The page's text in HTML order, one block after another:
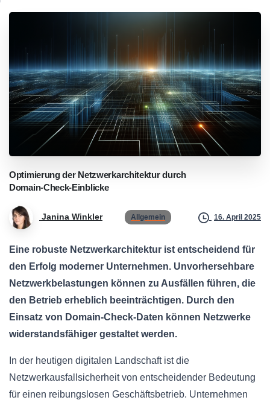
Optimierung der Netzwerkarchitektur durch
Domain-Check-Einblicke
Janina Winkler Allgemein 16. April 2025
Eine robuste Netzwerkarchitektur ist entscheidend für
den Erfolg moderner Unternehmen. Unvorhersehbare
Netzwerkbelastungen können zu Ausfällen führen, die
den Betrieb erheblich beeinträchtigen. Durch den
Einsatz von Domain-Check-Daten können Netzwerke
widerstandsfähiger gestaltet werden.
In der heutigen digitalen Landschaft ist die
Netzwerkausfallsicherheit von entscheidender Bedeutung
für einen reibungslosen Geschäftsbetrieb. Unternehmen